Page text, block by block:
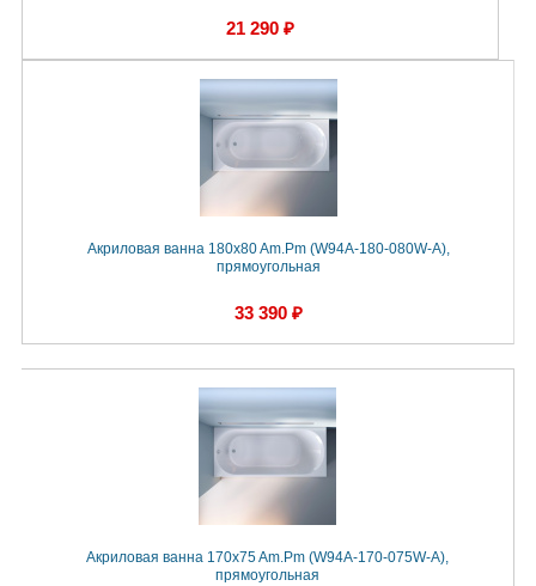
21 290 ₽
Акриловая ванна 180x80 Am.Pm (W94A-180-080W-A),
прямоугольная
33 390 ₽
Акриловая ванна 170x75 Am.Pm (W94A-170-075W-A),
прямоугольная